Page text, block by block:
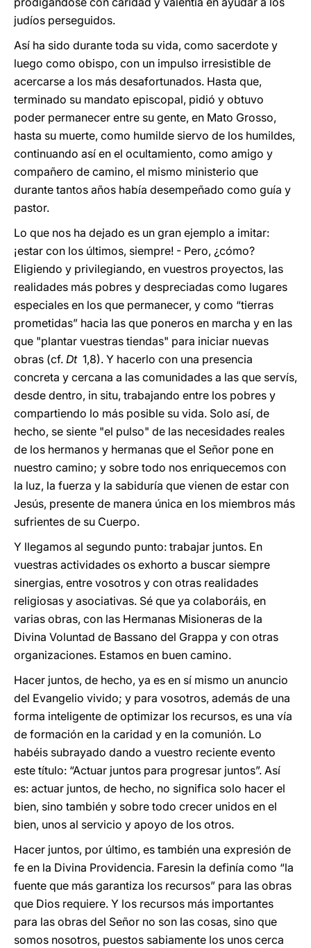
judíos perseguidos.
Así ha sido durante toda su vida, como sacerdote y
luego como obispo, con un impulso irresistible de
acercarse a los más desafortunados. Hasta que,
terminado su mandato episcopal, pidió y obtuvo
poder permanecer entre su gente, en Mato Grosso,
hasta su muerte, como humilde siervo de los humildes,
continuando así en el ocultamiento, como amigo y
compañero de camino, el mismo ministerio que
durante tantos años había desempeñado como guía y
pastor.
Lo que nos ha dejado es un gran ejemplo a imitar:
¡estar con los últimos, siempre! - Pero, ¿cómo?
Eligiendo y privilegiando, en vuestros proyectos, las
realidades más pobres y despreciadas como lugares
especiales en los que permanecer, y como “tierras
prometidas” hacia las que poneros en marcha y en las
que "plantar vuestras tiendas" para iniciar nuevas
obras (cf. Dt1,8). Y hacerlo con una presencia
concreta y cercana a las comunidades a las que servís,
desde dentro, in situ, trabajando entre los pobres y
compartiendo lo más posible su vida. Solo así, de
hecho, se siente "el pulso" de las necesidades reales
de los hermanos y hermanas que el Señor pone en
nuestro camino; y sobre todo nos enriquecemos con
la luz, la fuerza y la sabiduría que vienen de estar con
Jesús, presente de manera única en los miembros más
sufrientes de su Cuerpo.
Y llegamos al segundo punto: trabajar juntos. En
vuestras actividades os exhorto a buscar siempre
sinergias, entre vosotros y con otras realidades
religiosas y asociativas. Sé que ya colaboráis, en
varias obras, con las Hermanas Misioneras de la
Divina Voluntad de Bassano del Grappa y con otras
organizaciones. Estamos en buen camino.
Hacer juntos, de hecho, ya es en sí mismo un anuncio
del Evangelio vivido; y para vosotros, además de una
forma inteligente de optimizar los recursos, es una vía
de formación en la caridad y en la comunión. Lo
habéis subrayado dando a vuestro reciente evento
este título: “Actuar juntos para progresar juntos”. Así
es: actuar juntos, de hecho, no significa solo hacer el
bien, sino también y sobre todo crecer unidos en el
bien, unos al servicio y apoyo de los otros.
Hacer juntos, por último, es también una expresión de
fe en la Divina Providencia. Faresin la definía como “la
fuente que más garantiza los recursos” para las obras
que Dios requiere. Y los recursos más importantes
para las obras del Señor no son las cosas, sino que
somos nosotros, puestos sabiamente los unos cerca